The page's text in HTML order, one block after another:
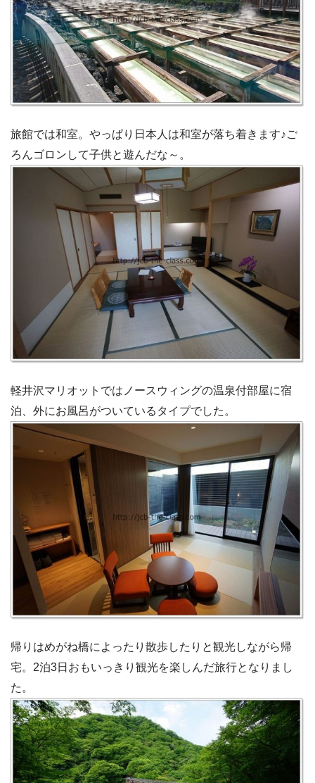
旅館では和室。やっぱり日本人は和室が落ち着きます♪ご
ろんゴロンして子供と遊んだな～。
軽井沢マリオットではノースウィングの温泉付部屋に宿
泊、外にお風呂がついているタイプでした。
帰りはめがね橋によったり散歩したりと観光しながら帰
宅。2泊3日おもいっきり観光を楽しんだ旅行となりまし
た。